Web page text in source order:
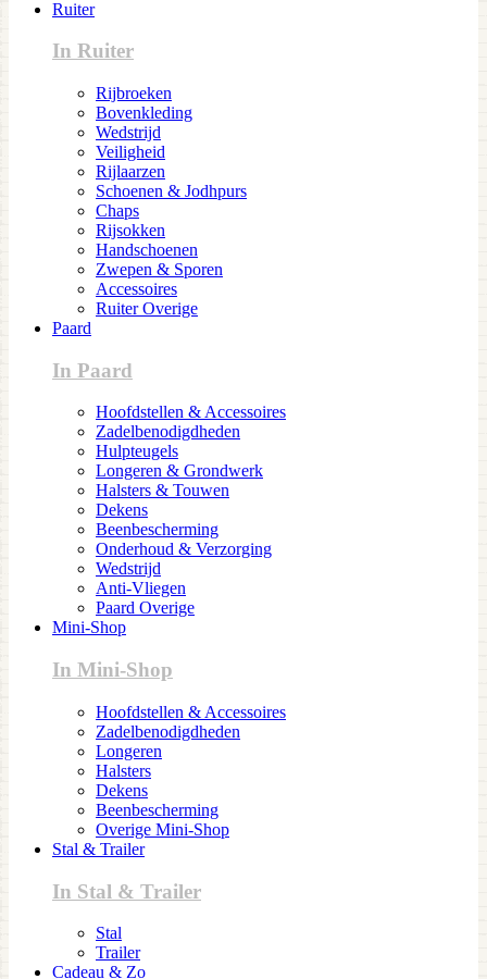
Ruiter
In Ruiter
Rijbroeken
Bovenkleding
Wedstrijd
Veiligheid
Rijlaarzen
Schoenen & Jodhpurs
Chaps
Rijsokken
Handschoenen
Zwepen & Sporen
Accessoires
Ruiter Overige
Paard
In Paard
Hoofdstellen & Accessoires
Zadelbenodigdheden
Hulpteugels
Longeren & Grondwerk
Halsters & Touwen
Dekens
Beenbescherming
Onderhoud & Verzorging
Wedstrijd
Anti-Vliegen
Paard Overige
Mini-Shop
In Mini-Shop
Hoofdstellen & Accessoires
Zadelbenodigdheden
Longeren
Halsters
Dekens
Beenbescherming
Overige Mini-Shop
Stal & Trailer
In Stal & Trailer
Stal
Trailer
Cadeau & Zo